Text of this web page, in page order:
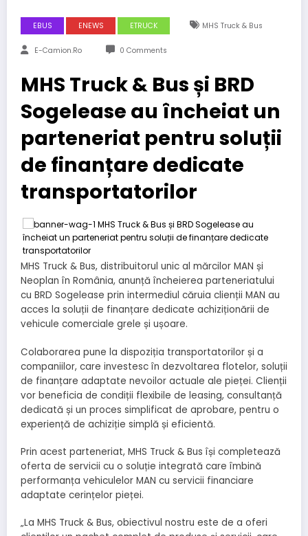
EBUS ENEWS ETRUCK MHS Truck & Bus
E-Camion.ro 0 Comments
MHS Truck & Bus și BRD
Sogelease au încheiat un
parteneriat pentru soluții
de finanțare dedicate
transportatorilor
MHS Truck & Bus, distribuitorul unic al mărcilor MAN și
Neoplan în România, anunță încheierea parteneriatului
cu BRD Sogelease prin intermediul căruia clienții MAN au
acces la soluții de finanțare dedicate achiziționării de
vehicule comerciale grele și ușoare.
Colaborarea pune la dispoziția transportatorilor și a
companiilor, care investesc în dezvoltarea flotelor, soluții
de finanțare adaptate nevoilor actuale ale pieței. Clienții
vor beneficia de condiții flexibile de leasing, consultanță
dedicată și un proces simplificat de aprobare, pentru o
experiență de achiziție simplă și eficientă.
Prin acest parteneriat, MHS Truck & Bus își completează
oferta de servicii cu o soluție integrată care îmbină
performanța vehiculelor MAN cu servicii financiare
adaptate cerințelor pieței.
„La MHS Truck & Bus, obiectivul nostru este de a oferi